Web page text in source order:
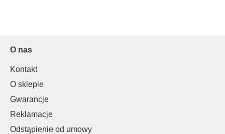
O nas
Kontakt
O sklepie
Gwarancje
Reklamacje
Odstąpienie od umowy